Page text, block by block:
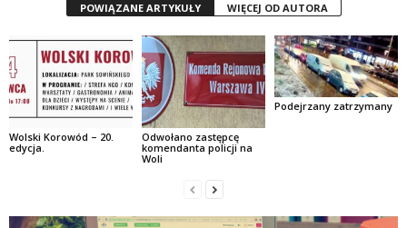
POWIĄZANE ARTYKUŁY WIĘCEJ OD AUTORA
Wolski Korowód – 20.
edycja.
Odwołano zastępcę
komendanta policji na
Woli
Podejrzany zatrzymany